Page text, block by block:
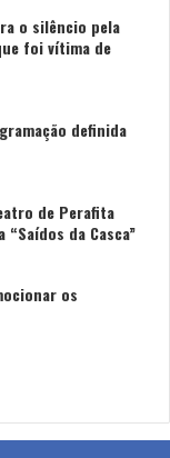
o silêncio pela
foi vítima de
definida
de Perafita
da Casca”
os